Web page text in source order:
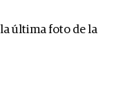
última foto de la